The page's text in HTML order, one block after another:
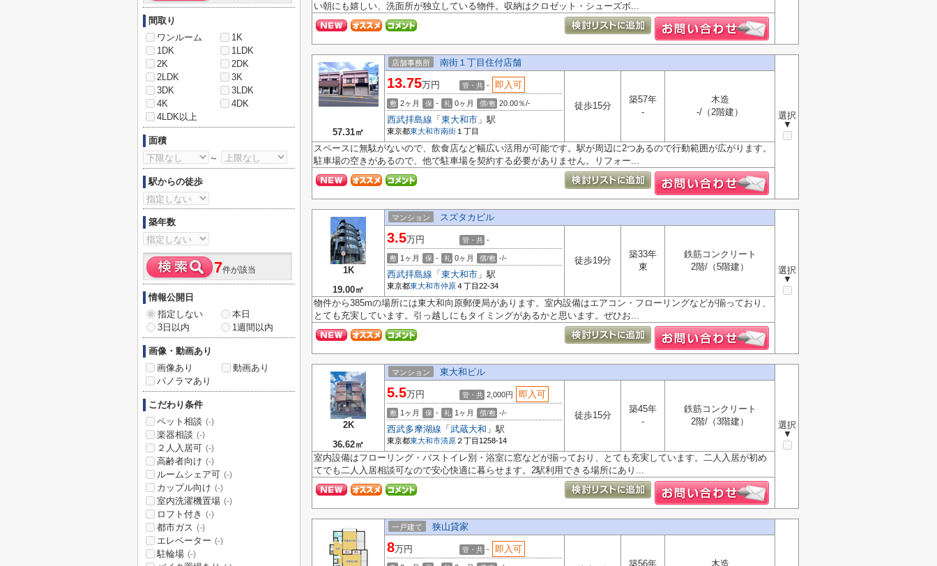
い朝にも嬉しい、洗面所が独立している物件。収納はクロゼット・シューズボ...
57.31㎡
店舗事務所 南街１丁目住付店舗
選択
▼
13.75万円 管・共 - 即入可
敷 2ヶ月 保 - 礼 0ヶ月 償/敷 20.00％/-
西武拝島線 「 東大和市 」駅
東京都東大和市南街 １丁目
徒歩15分
築57年
-
木造
-/（2階建）
スペースに無駄がないので、飲食店など幅広い活用が可能です。駅が周辺に2つあるので行動範囲が広がります。
駐車場の空きがあるので、他で駐車場を契約する必要がありません。リフォー...
1K
19.00㎡
マンション スズタカビル
選択
▼
3.5万円 管・共 -
敷 1ヶ月 保 - 礼 0ヶ月 償/敷 -/-
西武拝島線 「 東大和市 」駅
東京都東大和市仲原４丁目22-34
徒歩19分
築33年
東
鉄筋コンクリート
2階/（5階建）
物件から385mの場所には東大和向原郵便局があります。室内設備はエアコン・フローリングなどが揃っており、
とても充実しています。引っ越しにもタイミングがあるかと思います。ぜひお...
2K
36.62㎡
マンション 東大和ビル
選択
▼
5.5万円 管・共 2,000円 即入可
敷 1ヶ月 保 - 礼 1ヶ月 償/敷 -/-
西武多摩湖線 「 武蔵大和 」駅
東京都東大和市清原 ２丁目1258-14
徒歩15分
築45年
-
鉄筋コンクリート
2階/（3階建）
室内設備はフローリング・バストイレ別・浴室に窓などが揃っており、とても充実しています。二人入居が初め
てでも二人入居相談可なので安心快適に暮らせます。2駅利用できる場所にあり...
一戸建て 狭山貸家
8万円 管・共 - 即入可
築56年
木造
間取り
ワンルーム
1K
1DK
1LDK
2K
2DK
2LDK
3K
3DK
3LDK
4K
4DK
4LDK以上
面積
～
駅からの徒歩
築年数
7件が該当
情報公開日
指定しない
本日
3日以内
1週間以内
画像・動画あり
画像あり
動画あり
パノラマあり
こだわり条件
ペット相談 (-)
楽器相談 (-)
２人入居可 (-)
高齢者向け (-)
ルームシェア可 (-)
カップル向け (-)
室内洗濯機置場 (-)
ロフト付き (-)
都市ガス (-)
エレベーター (-)
駐輪場 (-)